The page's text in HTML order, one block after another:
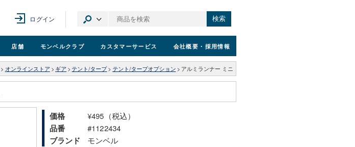
ログイン 検索
店舗 モンベルクラブ カスタマーサービス 会社概要 ・採用情報
> オンラインストア > ギア > テント/タープ> テント/タープオプション > アルミランナー ミニ
価格 ¥495（税込）
品番 #1122434
ブランド モンベル